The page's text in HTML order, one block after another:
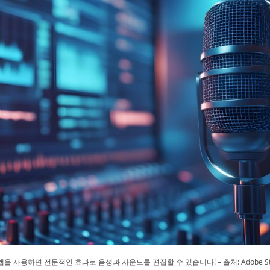
을 사용하면 전문적인 효과로 음성과 사운드를 편집할 수 있습니다! – 출처: Adobe